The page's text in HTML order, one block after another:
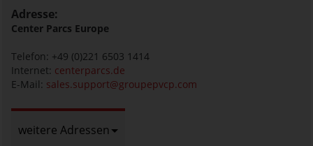
Adresse:
Center Parcs Europe
Telefon: +49 (0)221 6503 1414
Internet: centerparcs.de
E-Mail: sales.support@groupepvcp.com
weitere Adressen